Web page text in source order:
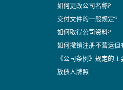
如何更改公司名称?
交付文件的一般规定?
如何取得公司资料?
如何撤销注册不营运但
《公司条例》规定的主
放债人牌照